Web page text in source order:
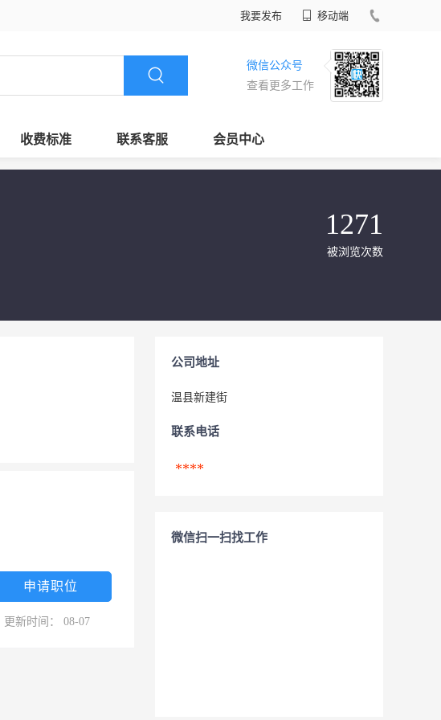
我要发布 移动端
微信公众号
查看更多工作
收费标准 联系客服 会员中心
1271
被浏览次数
申请职位
更新时间： 08-07
公司地址
温县新建街
联系电话
****
微信扫一扫找工作